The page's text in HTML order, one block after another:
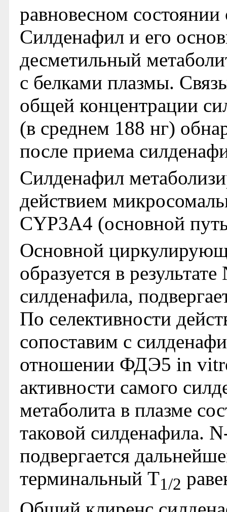
равновесном состоянии
Силденафил и его
десметильный
с белками плазмы.
общей концентрации
(в среднем 188 нг)
после приема
Силденафил
действием
CYP3A4 (основной
Основной
образуется в
силденафила,
По селективности
сопоставим с
отношении ФДЭ5 in
активности самого
метаболита в плазме
таковой силденафила.
подвергается
терминальный T1/2